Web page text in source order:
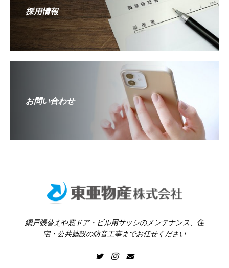
採用情報
お問い合わせ
網戸張替えや窓ドア・ビル用サッシのメンテナンス、住
宅・公共施設の防音工事までお任せください